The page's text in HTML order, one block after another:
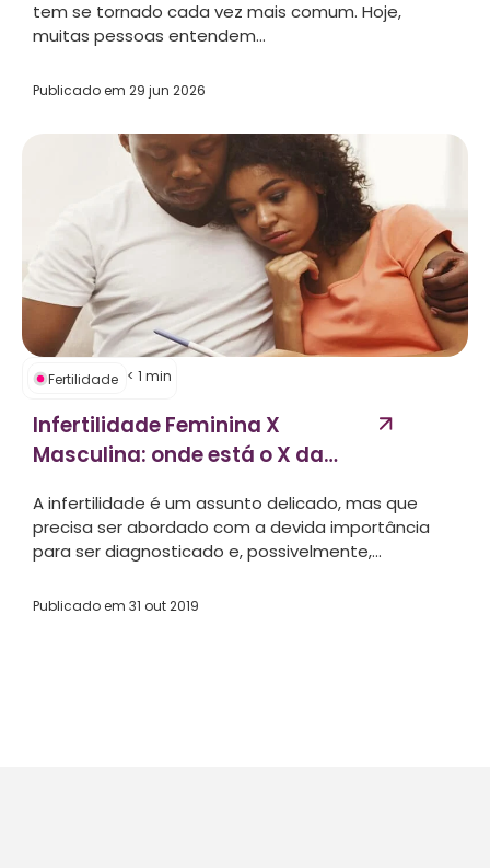
tem se tornado cada vez mais comum. Hoje,
muitas pessoas entendem...
Publicado em 29 jun 2026
Fertilidade < 1 min
Infertilidade Feminina X
Masculina: onde está o X da
A infertilidade é um assunto delicado, mas que
precisa ser abordado com a devida importância
para ser diagnosticado e, possivelmente,...
Publicado em 31 out 2019